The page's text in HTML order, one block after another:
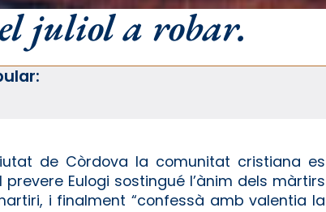
juliol a robar.
de Còrdova la comunitat cristiana es
Eulogi sostingué l’ànim dels màrtirs
i finalment “confessà amb valentia la